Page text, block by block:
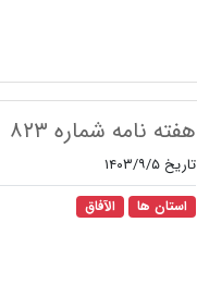
هفته نامه شماره ۸۲۳
تاریخ ۱۴۰۳/۹/۵
استان ها الآفاق